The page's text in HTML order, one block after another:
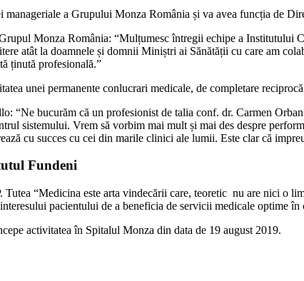
a Grupului Monza România și va avea funcția de
Monza România: “Mulțumesc întregii echipe a Institutului
atât la doamnele și domnii Miniștri ai Sănătății cu care am
ținută profesională.”
unei permanente conlucrari medicale, de completare
“Ne bucurăm că un profesionist de talia conf. dr. Carmen
sistemului. Vrem să vorbim mai mult și mai des despre
cu succes cu cei din marile clinici ale lumii. Este clar că
Fundeni
“Medicina este arta vindecării care, teoretic nu are nici o
pacientului de a beneficia de servicii medicale optime
activitatea în Spitalul Monza din data de 19 august 2019.